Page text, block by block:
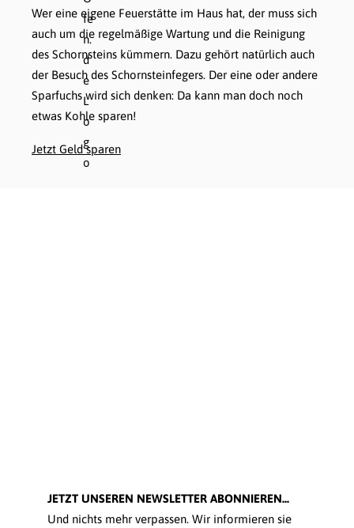
Wer eine eigene Feuerstätte im Haus hat, der muss sich
auch um die regelmäßige Wartung und die Reinigung
des Schornsteins kümmern. Dazu gehört natürlich auch
der Besuch des Schornsteinfegers. Der eine oder andere
Sparfuchs wird sich denken: Da kann man doch noch
etwas Kohle sparen!
Jetzt Geld sparen
JETZT UNSEREN NEWSLETTER ABONNIEREN...
Und nichts mehr verpassen. Wir informieren sie